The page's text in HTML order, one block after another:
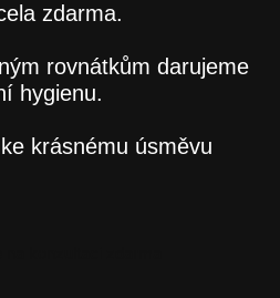
zdarma.
rovnátkům darujeme
hygienu.
krásnému úsměvu